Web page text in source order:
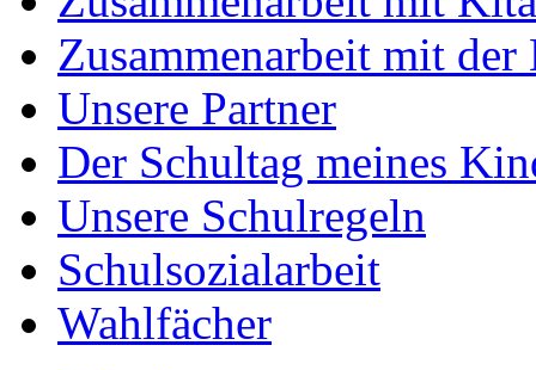
Zusammenarbeit mit
Unsere Partner
Der Schultag meines
Unsere Schulregeln
Schulsozialarbeit
Wahlfächer